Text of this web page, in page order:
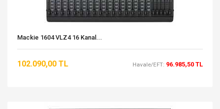
Mackie 1604 VLZ4 16 Kanal...
102.090,00 TL Havale/EFT: 96.985,50 TL